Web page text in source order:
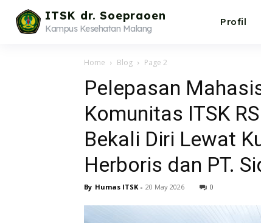
ITSK dr. Soepraoen
Kampus Kesehatan Malang
Profil
Home Blog Page 2
Pelepasan
Komunitas ITSK
Bekali Diri Lewat
Herboris dan PT.
By Humas ITSK - 20 May 2026 0